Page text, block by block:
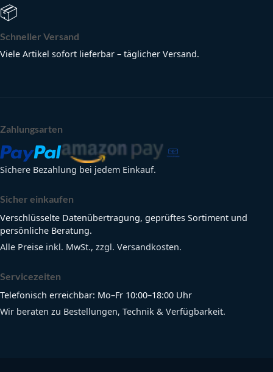
📦
Schneller Versand
Viele Artikel sofort lieferbar – täglicher Versand.
Zahlungsarten
Sichere Bezahlung bei jedem Einkauf.
Sicher einkaufen
Verschlüsselte Datenübertragung, geprüftes Sortiment und
persönliche Beratung.
Alle Preise inkl. MwSt., zzgl. Versandkosten.
Servicezeiten
Telefonisch erreichbar: Mo–Fr 10:00–18:00 Uhr
Wir beraten zu Bestellungen, Technik & Verfügbarkeit.